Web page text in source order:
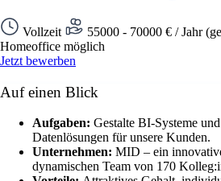
Vollzeit 55000 - 70000 € / Jahr
Homeoffice möglich
Jetzt bewerben
Auf einen Blick
Aufgaben: Gestalte BI-Systeme
Datenlösungen für unsere Kunden.
Unternehmen: MID – ein
dynamischen Team von 170